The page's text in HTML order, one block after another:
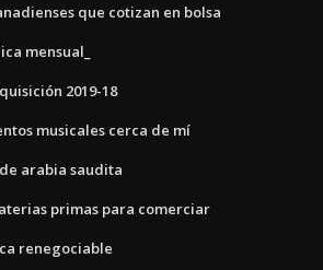
que cotizan en bolsa
mensual_
2019-18
musicales cerca de mí
arabia saudita
primas para comerciar
renegociable